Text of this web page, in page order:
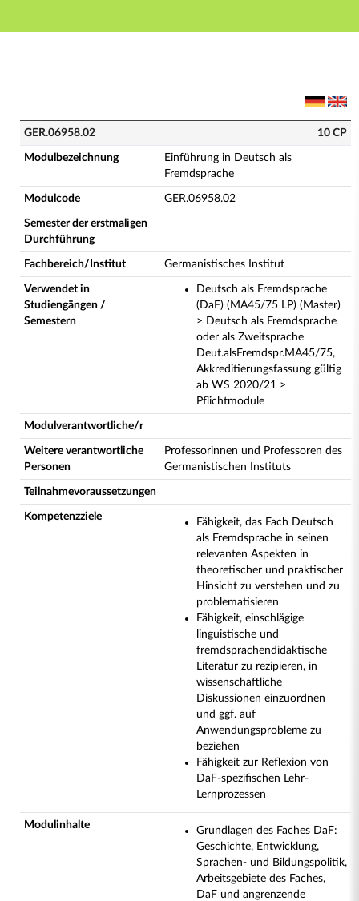
Hauptnavigation
GER.06958.02 - Einführung in Deutsch als
GER.06958.02 10 CP
Modulbezeichnung
Einführung in Deutsch als
Fremdsprache
Modulcode GER.06958.02
Semester der erstmaligen
Durchführung
Fachbereich/Institut Germanistisches Institut
Verwendet in
Studiengängen /
Semestern
Deutsch als Fremdsprache
(DaF) (MA45/75 LP) (Master)
> Deutsch als Fremdsprache
oder als Zweitsprache
Deut.alsFremdspr.MA45/75,
Akkreditierungsfassung gültig
ab WS 2020/21 >
Pflichtmodule
Modulverantwortliche/r
Weitere verantwortliche
Personen
Professorinnen und Professoren des
Germanistischen Instituts
Teilnahmevoraussetzungen
Kompetenzziele
Fähigkeit, das Fach Deutsch
als Fremdsprache in seinen
relevanten Aspekten in
theoretischer und praktischer
Hinsicht zu verstehen und zu
problematisieren
Fähigkeit, einschlägige
linguistische und
fremdsprachendidaktische
Literatur zu rezipieren, in
wissenschaftliche
Diskussionen einzuordnen
und ggf. auf
Anwendungsprobleme zu
beziehen
Fähigkeit zur Reflexion von
DaF-spezifischen Lehr-
Lernprozessen
Modulinhalte
Grundlagen des Faches DaF:
Geschichte, Entwicklung,
Sprachen- und Bildungspolitik,
Arbeitsgebiete des Faches,
DaF und angrenzende